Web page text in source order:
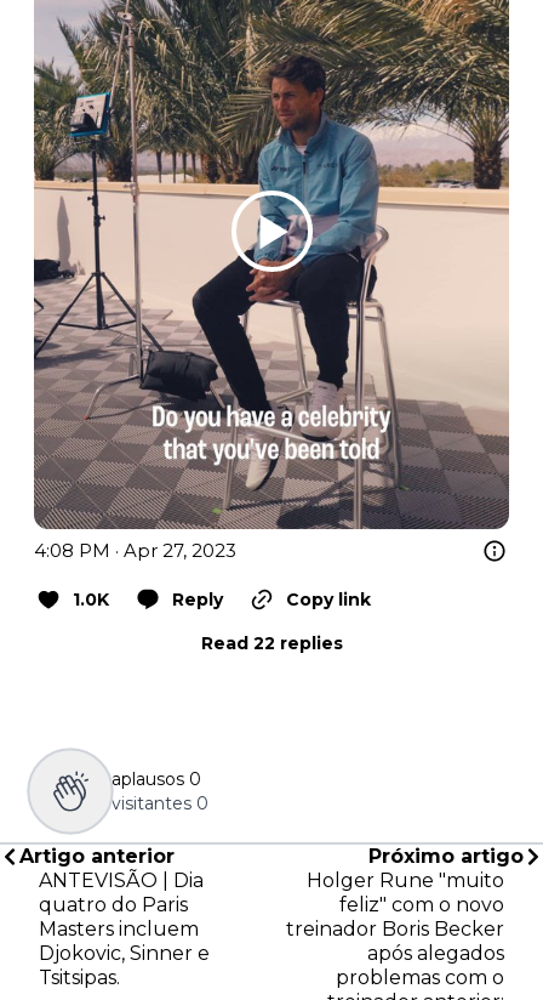
4:08 PM · Apr 27, 2023
1.0K Reply
Copy link
Read 22 replies
aplausos 0
visitantes 0
Artigo anterior
ANTEVISÃO | Dia
quatro do Paris
Masters incluem
Djokovic, Sinner e
Tsitsipas.
Próximo artigo
Holger Rune "muito
feliz" com o novo
treinador Boris Becker
após alegados
problemas com o